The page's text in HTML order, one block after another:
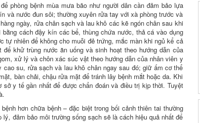
phòng bệnh mùa mưa bão như người dân cần đảm bảo lựa
và nước đun sôi; thường xuyên rửa tay với xà phòng trước và
ngày, rửa chân sạch và lau khô các kẽ ngón chân sau khi
cách đậy kín các bể, thùng chứa nước, thả cá vào dụng
nhiên để không cho muỗi đẻ trứng, mắc màn khi ngủ kể cả
khử trùng nước ăn uống và sinh hoạt theo hướng dẫn của
xử lý và chôn xác súc vật theo hướng dẫn của nhân viên y
su, rửa sạch và lau khô chân ngay sau đó; giữ ấm cơ thể
bàn chải, chậu rửa mặt để tránh lây bệnh mắt hoặc da. Khi
y tế gần nhất để được chẩn đoán và điều trị kịp thời. Tuyệt
hơn chữa bệnh – đặc biệt trong bối cảnh thiên tai thường
đảm bảo môi trường sống sạch sẽ là cách hiệu quả nhất để